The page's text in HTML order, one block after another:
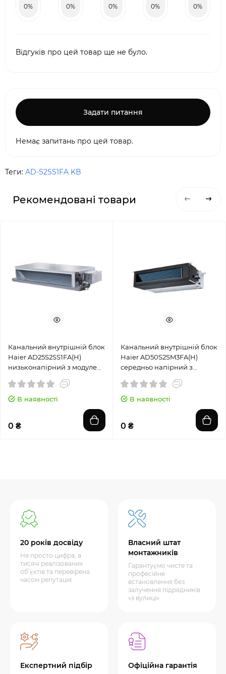
0% 0% 0% 0% 0%
Відгуків про цей товар ще не було.
Задати питання
Немає запитань про цей товар.
Теги: AD-S2SS1FA KB
Рекомендовані товари
Канальний внутрішній блок
Haier AD25S2SS1FA(H)
низьконапірний з модулем
В наявності
0 ₴
Канальний внутрішній блок
Haier AD50S2SM3FA(H)
середньо напірний з
В наявності
0 ₴
20 років досвіду
Не просто цифра, а
тисячі реалізованих
об’єктів та перевірена
часом репутація.
Власний штат
монтажників
Гарантуємо чисте та
професійне
встановлення без
залучення підрядників
«з вулиці»
Експертний підбір Офіційна гарантія